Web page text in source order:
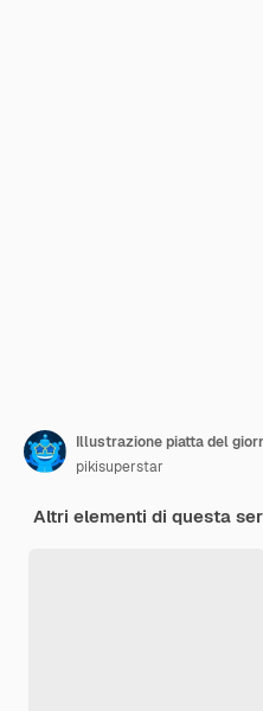
Illustrazione piatta del
pikisuperstar
Altri elementi di questa